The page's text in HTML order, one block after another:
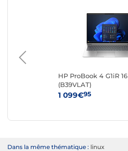
HP ProBook 4 G1iR 16
(B39VLAT)
1 099€95
Dans la même thématique : linux